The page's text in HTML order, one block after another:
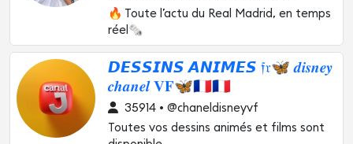
🔥 Toute l’actu du Real Madrid, en temps
réel🗞️
𝘿𝙀𝙎𝙎𝙄𝙉𝙎 𝘼𝙉𝙄𝙈𝙀𝙎 𝔣𝔯🦋 𝒅𝒊𝒔𝒏𝒆𝒚
𝒄𝒉𝒂𝒏𝒆𝒍 𝐕𝐅🦋🇨🇵🇨🇵
35914 • @chaneldisneyvf
Toutes vos dessins animés et films sont